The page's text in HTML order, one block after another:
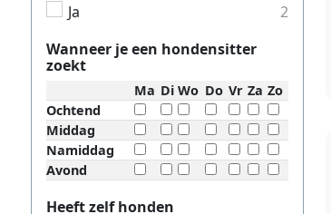
Ja
2
Wanneer je een hondensitter
zoekt
Ma Di Wo Do Vr Za Zo
Ochtend
Middag
Namiddag
Avond
Heeft zelf honden